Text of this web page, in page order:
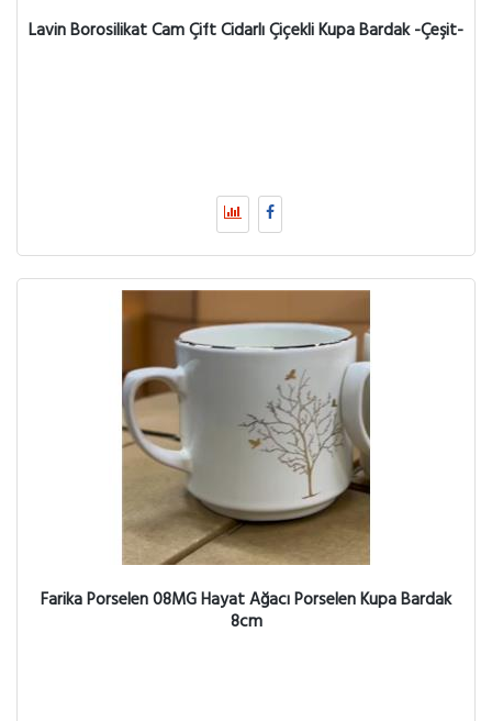
Lavin Borosilikat Cam Çift Cidarlı Çiçekli Kupa Bardak -Çeşit-
Farika Porselen 08MG Hayat Ağacı Porselen Kupa Bardak
8cm